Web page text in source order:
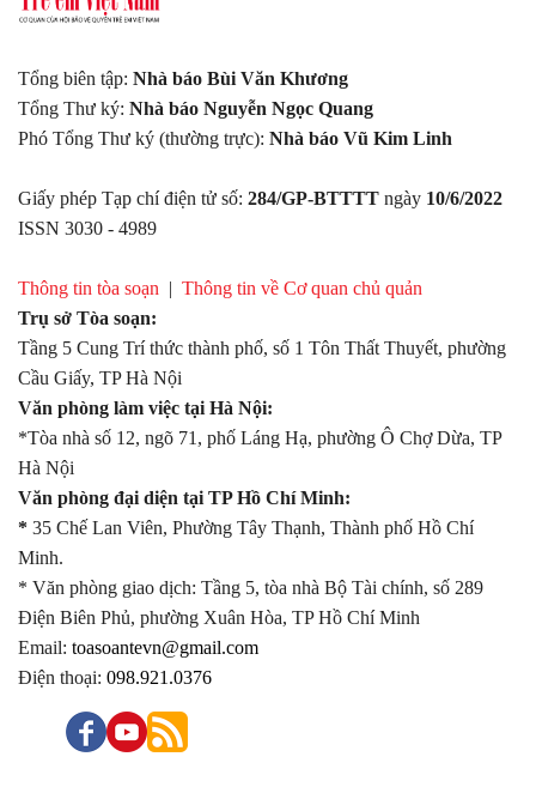
Tổng biên tập: Nhà báo Bùi Văn Khương
Tổng Thư ký: Nhà báo Nguyễn Ngọc Quang
Phó Tổng Thư ký (thường trực): Nhà báo Vũ Kim Linh
Giấy phép Tạp chí điện tử số: 284/GP-BTTTT ngày 10/6/2022
ISSN 3030 - 4989
Thông tin tòa soạn | Thông tin về Cơ quan chủ quản
Trụ sở Tòa soạn:
Tầng 5 Cung Trí thức thành phố, số 1 Tôn Thất Thuyết, phường
Cầu Giấy, TP Hà Nội
Văn phòng làm việc tại Hà Nội:
*Tòa nhà số 12, ngõ 71, phố Láng Hạ, phường Ô Chợ Dừa, TP
Hà Nội
Văn phòng đại diện tại TP Hồ Chí Minh:
* 35 Chế Lan Viên, Phường Tây Thạnh, Thành phố Hồ Chí
Minh.
* Văn phòng giao dịch: Tầng 5, tòa nhà Bộ Tài chính, số 289
Điện Biên Phủ, phường Xuân Hòa, TP Hồ Chí Minh
Email: toasoantevn@gmail.com
Điện thoại: 098.921.0376